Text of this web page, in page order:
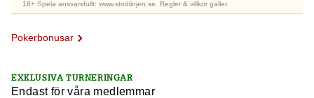
18+ Spela ansvarsfullt: www.stodlinjen.se. Regler & villkor gäller.
Pokerbonusar
EXKLUSIVA TURNERINGAR
Endast för våra medlemmar